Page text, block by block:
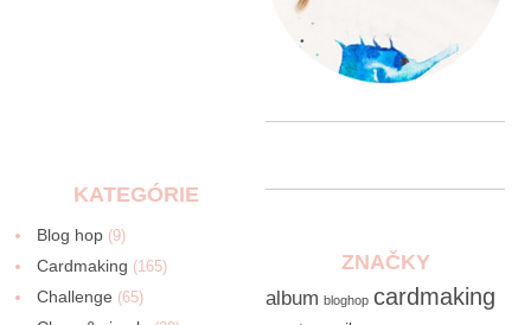
KATEGÓRIE
Blog hop (9)
Cardmaking (165)
Challenge (65)
ZNAČKY
album bloghop cardmaking